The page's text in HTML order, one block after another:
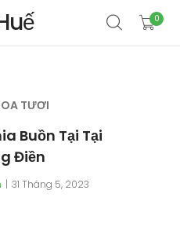
0
TƯƠI
Buồn Tại Tại
Điền
31 Tháng 5, 2023